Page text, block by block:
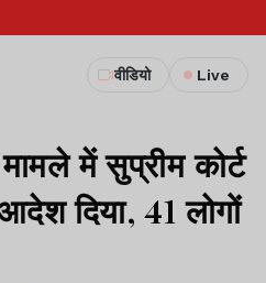
वीडियो Live
में सुप्रीम कोर्ट
दिया, 41 लोगों